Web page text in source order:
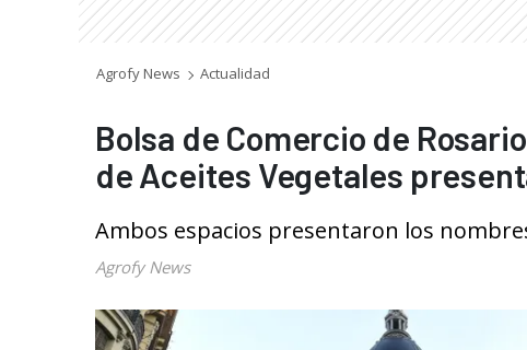
Agrofy News Actualidad
Bolsa de Comercio de
de Aceites Vegetales
Ambos espacios presentaron los
Agrofy News